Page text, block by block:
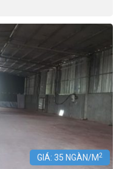
GIÁ: 35 NGÀN/M2